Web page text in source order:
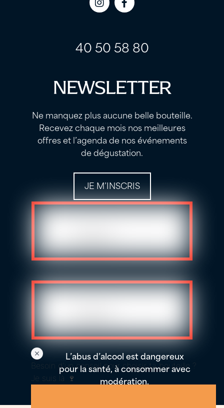
Icon
Icon
40 50 58 80
NEWSLETTER
Ne manquez plus aucune belle bouteille.
Recevez chaque mois nos meilleures
offres et l’agenda de nos événements
de dégustation.
JE M’INSCRIS
L’abus d’alcool est dangereux
pour la santé, à consommer avec
modération.
Besoin d'un conseil pour choisir ta bouteille ?
Je suis là 🍷